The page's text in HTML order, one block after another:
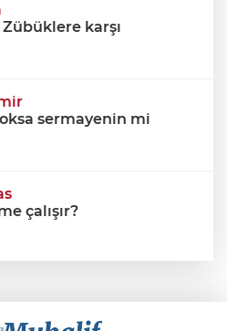
karşı
sermayenin mi
çalışır?
engellilik,
gelecek